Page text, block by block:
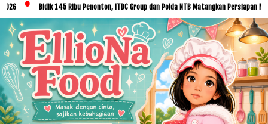
Bidik 145 Ribu Penonton, ITDC Group dan Polda NTB Matangkan Persiapan MotoGP